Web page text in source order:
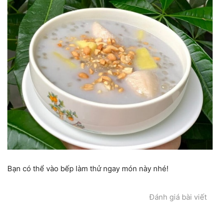
Bạn có thể vào bếp làm thử ngay món này nhé!
Đánh giá bài viết